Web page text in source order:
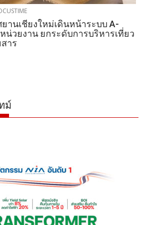
านเชียงใหม่เดินหน้าระบบ A-
น่วยงาน ยกระดับการบริหารเที่ยว
าร
ม์